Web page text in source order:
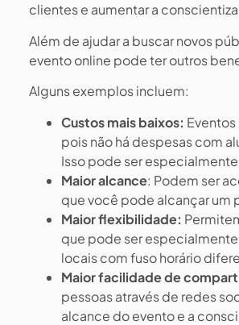
clientes e aumentar a
Além de ajudar a buscar novos
evento online pode ter outros
Alguns exemplos incluem:
Custos mais baixos:
pois não há despesas com
Isso pode ser
Maior alcance: Podem ser
que você pode alcançar um
Maior flexibilidade:
que pode ser
locais com fuso horário
Maior facilidade de
pessoas através de redes
alcance do evento e a